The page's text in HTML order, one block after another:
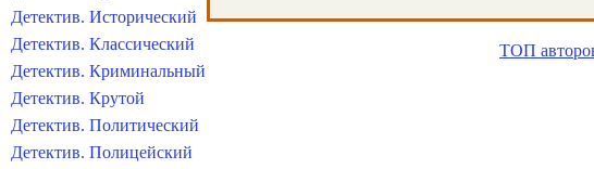
ТОП
Детектив. Исторический
Детектив. Классический
Детектив. Криминальный
Детектив. Крутой
Детектив. Политический
Детектив. Полицейский